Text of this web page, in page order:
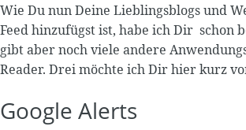
Wie Du nun Deine Lieblingsblogs und
Feed hinzufügst ist, habe ich Dir schon
gibt aber noch viele andere
Reader. Drei möchte ich Dir hier kurz
Google Alerts